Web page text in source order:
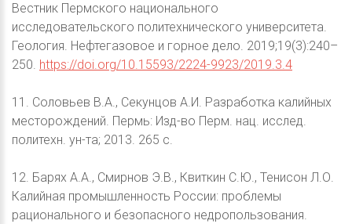
Вестник Пермского национального
исследовательского политехнического университета.
Геология. Нефтегазовое и горное дело. 2019;19(3):240–
250. https://doi.org/10.15593/2224-9923/2019.3.4
11. Соловьев В.А., Секунцов А.И. Разработка калийных
месторождений. Пермь: Изд-во Перм. нац. исслед.
политехн. ун-та; 2013. 265 c.
12. Барях А.А., Смирнов Э.В., Квиткин С.Ю., Тенисон Л.О.
Калийная промышленность России: проблемы
рационального и безопасного недропользования.